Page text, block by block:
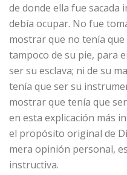
de donde ella fue sacada
debía ocupar. No fue
mostrar que no tenía
tampoco de su pie, para
ser su esclava; ni de su
tenía que ser su
mostrar que tenía que
en esta explicación más
el propósito original de
mera opinión personal,
instructiva.